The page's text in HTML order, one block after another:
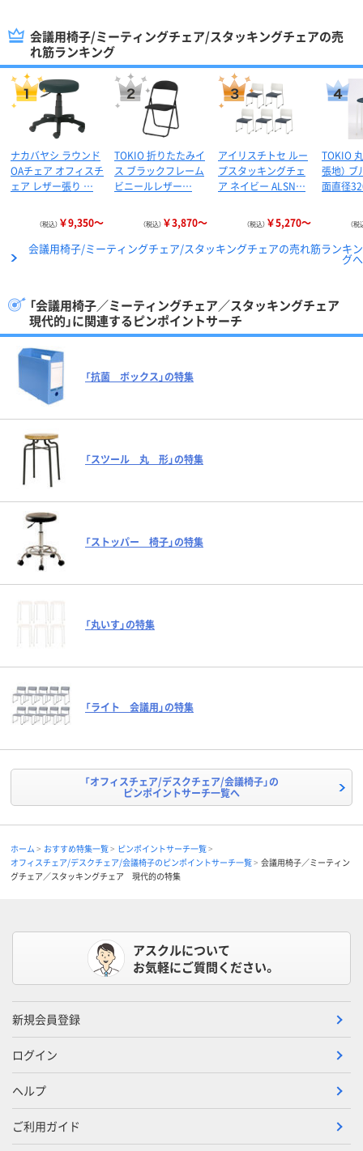
会議用椅子/ミーティングチェア/スタッキングチェアの売
れ筋ランキング
ナカバヤシ ラウンド
OAチェア オフィスチ
ェア レザー張り …
（税込） ￥9,350～
TOKIO 折りたたみイ
ス ブラックフレーム
ビニールレザー…
（税込） ￥3,870～
アイリスチトセ ルー
プスタッキングチェ
ア ネイビー ALSN…
（税込） ￥5,270～
TOKIO
張地）
面直径
（税
会議用椅子/ミーティングチェア/スタッキングチェアの売れ筋ランキン
グへ
「会議用椅子／ミーティングチェア／スタッキングチェア
現代的」に関連するピンポイントサーチ
「抗菌 ボックス」の特集
「スツール 丸 形」の特集
「ストッパー 椅子」の特集
「丸いす」の特集
「ライト 会議用」の特集
「オフィスチェア/デスクチェア/会議椅子」の
ピンポイントサーチ一覧へ
ホーム おすすめ特集一覧
ピンポイントサーチ一覧
オフィスチェア/デスクチェア/会議椅子のピンポイントサーチ一覧
会議用椅子／ミーティン
グチェア／スタッキングチェア 現代的の特集
アスクルについて
お気軽にご質問ください。
新規会員登録
ログイン
ヘルプ
ご利用ガイド